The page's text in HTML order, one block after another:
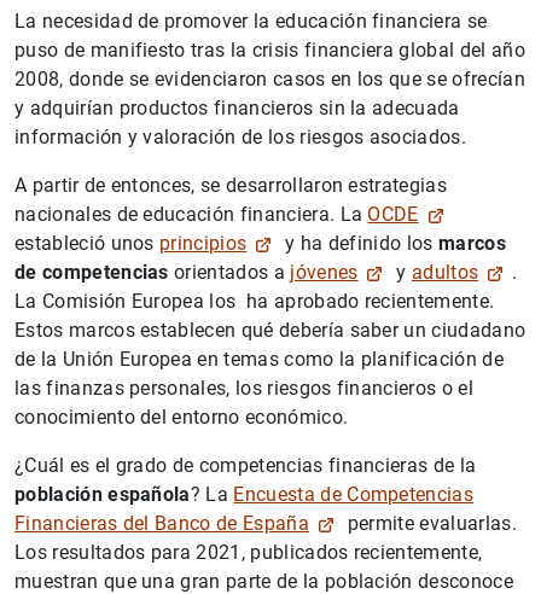
La necesidad de promover la educación financiera se
puso de manifiesto tras la crisis financiera global del año
2008, donde se evidenciaron casos en los que se ofrecían
y adquirían productos financieros sin la adecuada
información y valoración de los riesgos asociados.
A partir de entonces, se desarrollaron estrategias
nacionales de educación financiera. La OCDE
estableció unos principios y ha definido los marcos
de competencias orientados a jóvenes y adultos
.
La Comisión Europea los ha aprobado recientemente.
Estos marcos establecen qué debería saber un ciudadano
de la Unión Europea en temas como la planificación de
las finanzas personales, los riesgos financieros o el
conocimiento del entorno económico.
¿Cuál es el grado de competencias financieras de la
población española? La Encuesta de Competencias
Financieras del Banco de España
permite evaluarlas.
Los resultados para 2021, publicados recientemente,
muestran que una gran parte de la población desconoce